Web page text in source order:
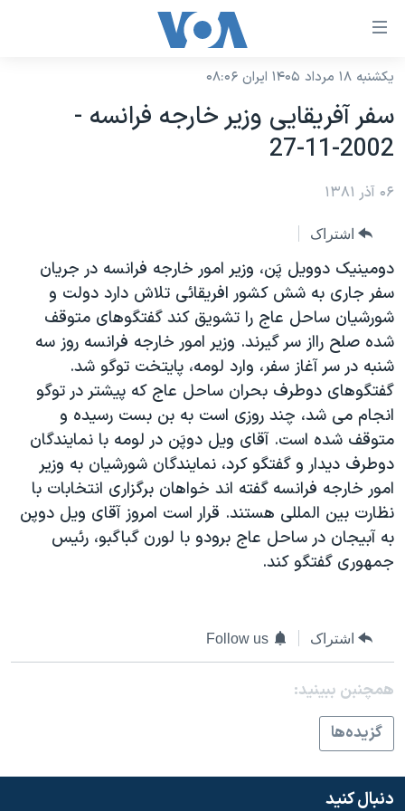
لینکهای
دسترسی
جهش
محتوای
اصلی
اصلی
جهش
به
جستجو
نسخه سبک وب‌سایت
موضوع ها
ایران
آمریکا
جهان
ورزشی
گزیده‌ها
ویژه برنامه‌ها
ویدیوها
فرهنگ و زندگی
حقوق شهروندی
اقتصادی
علم و فناوری
اسرائیل در جنگ
برنامه های تلویزیونی
جدول برنامه ها
صفحه‌های ویژه
جام جهانی ۲۰۲۶
عملیات خشم حماسی
بایگانی برنامه‌های تلویزیونی
مستندها
انتخابات ریاست جمهوری آمریکا ۲۰۲۴
حمله جمهوری اسلامی به اسرائیل
رمز مهسا
ورزش زنان در ایران
تریبونال مردمی آبان ۹۸
دادگاه حمید نوری
چهل سال گروگان‌گیری
قانون شفافیت دارائی کادر رهبری ایران
اعتراضات مردمی آبان ۹۸
فرکانس‌های صدای آمریکا
پخش رادیویی
یادگیری زبان انگلیسی
دنبال کنید
زبانهای مختلف
یکشنبه ۱۸ مرداد ۱۴۰۵ ایران ۰۸:۰۶
سفر آفريقايی وزير خارجه فرانسه -
2002-11-27
۰۶ آذر ۱۳۸۱
اشتراک
دومينيک دوويل پَن، وزير امور خارجه فرانسه در جريان
سفر جاری به شش کشور افريقائی تلاش دارد دولت و
شورشيان ساحل عاج را تشويق کند گفتگوهای متوقف
شده صلح رااز سر گيرند. وزير امور خارجه فرانسه روز سه
شنبه در سر آغاز سفر، وارد لومه، پايتخت توگو شد.
گفتگوهای دوطرف بحران ساحل عاج که پيشتر در توگو
انجام می شد، چند روزی است به بن بست رسيده و
متوقف شده است. آقای ويل دوپَن در لومه با نمايندگان
دوطرف ديدار و گفتگو کرد، نمايندگان شورشيان به وزير
امور خارجه فرانسه گفته اند خواهان برگزاری انتخابات با
نظارت بين المللی هستند. قرار است امروز آقای ويل دوپن
به آبيجان در ساحل عاج برودو با لورن گباگبو، رئيس
جمهوری گفتگو کند.
اشتراک Follow us
همچنبن ببینید:
گزيده‌ها
دنبال کنید